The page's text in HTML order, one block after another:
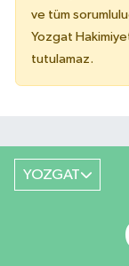
ve tüm
Yozgat
tutulamaz.
YOZGAT